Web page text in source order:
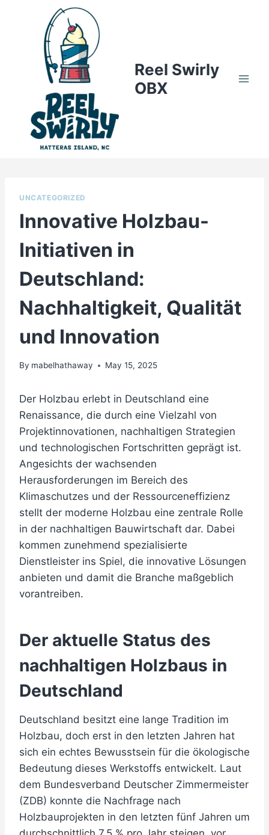
Reel Swirly
OBX
UNCATEGORIZED
Innovative Holzbau-
Initiativen in
Deutschland:
Nachhaltigkeit, Qualität
und Innovation
By mabelhathaway May 15, 2025
Der Holzbau erlebt in Deutschland eine
Renaissance, die durch eine Vielzahl von
Projektinnovationen, nachhaltigen Strategien
und technologischen Fortschritten geprägt ist.
Angesichts der wachsenden
Herausforderungen im Bereich des
Klimaschutzes und der Ressourceneffizienz
stellt der moderne Holzbau eine zentrale Rolle
in der nachhaltigen Bauwirtschaft dar. Dabei
kommen zunehmend spezialisierte
Dienstleister ins Spiel, die innovative Lösungen
anbieten und damit die Branche maßgeblich
vorantreiben.
Der aktuelle Status des
nachhaltigen Holzbaus in
Deutschland
Deutschland besitzt eine lange Tradition im
Holzbau, doch erst in den letzten Jahren hat
sich ein echtes Bewusstsein für die ökologische
Bedeutung dieses Werkstoffs entwickelt. Laut
dem Bundesverband Deutscher Zimmermeister
(ZDB) konnte die Nachfrage nach
Holzbauprojekten in den letzten fünf Jahren um